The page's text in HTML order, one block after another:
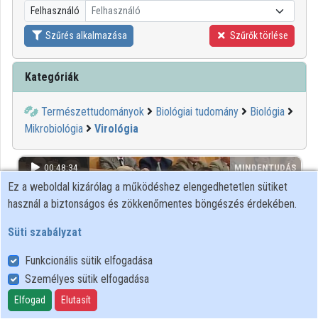
Közreműködők
Felhasználó Felhasználó
Szűrés alkalmazása Szűrők törlése
Kategóriák
Természettudományok Biológiai tudomány
Biológia
Mikrobiológia
Virológia
00:48:34 MINDENTUDÁS
Ez a weboldal kizárólag a működéshez elengedhetetlen sütiket
használ a biztonságos és zökkenőmentes böngészés érdekében.
Süti szabályzat
Funkcionális sütik elfogadása
Személyes sütik elfogadása
Elfogad Elutasít